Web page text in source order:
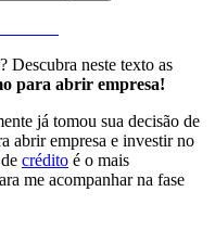
Descubra neste texto as
para abrir empresa!
já tomou sua decisão de
abrir empresa e investir no
crédito é o mais
me acompanhar na fase